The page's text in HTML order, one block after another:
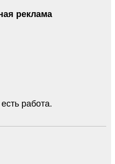
реклама
работа.